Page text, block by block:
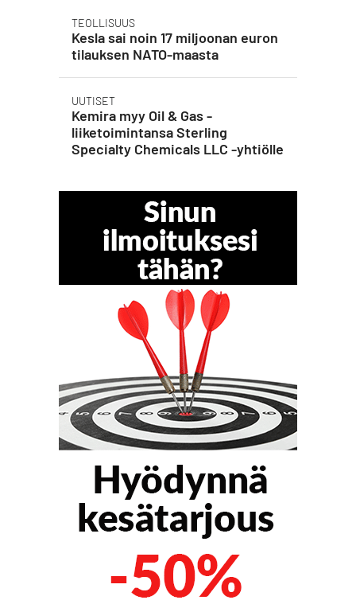
TEOLLISUUS
Kesla sai noin 17 miljoonan euron
tilauksen NATO-maasta
UUTISET
Kemira myy Oil & Gas -
liiketoimintansa Sterling
Specialty Chemicals LLC -yhtiölle